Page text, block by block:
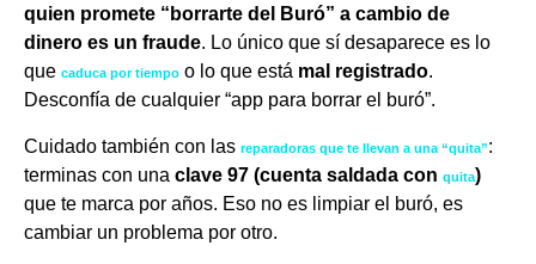
quien promete “borrarte del Buró” a cambio de
dinero es un fraude. Lo único que sí desaparece es lo
que caduca por tiempo o lo que está mal registrado.
Desconfía de cualquier “app para borrar el buró”.
Cuidado también con las reparadoras que te llevan a una “quita”:
terminas con una clave 97 (cuenta saldada con quita)
que te marca por años. Eso no es limpiar el buró, es
cambiar un problema por otro.